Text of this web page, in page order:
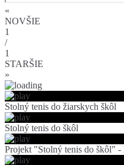
«
NOVŠIE
1
/
1
STARŠIE
»
Stolný tenis do žiarskych škôl
Stolný tenis do škôl
Projekt "Stolný tenis do škôl" -